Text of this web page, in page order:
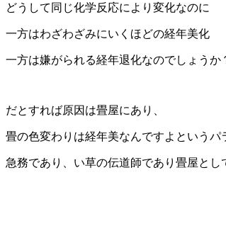
どうして同じ化学反応により変化なのに
一方はわざわざみにいくほどの経年美化
一方は嫌がられる経年退化なのでしょうか
だとすれば原因は畳屋にあり、
畳の色変わりは経年美なんですよというパ
急務であり、い草の伝道師であり畳屋とし